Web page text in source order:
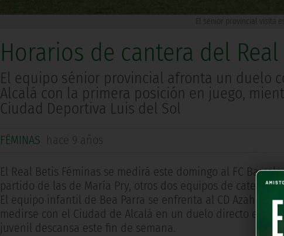
El sénior provincial visita
Horarios de cantera del
El equipo sénior provincial afronta un duelo
Alcalá con la primera posición en juego,
Ciudad Deportiva Luis del Sol
FÉMINAS hace 9 años
El Real Betis Féminas se medirá este domingo al FC
partido de las de María Pry, otros dos equipos de
El equipo infantil de Bea Parra se enfrenta al CD Azahar
medirse con el Ciudad de Alcalá en un duelo directo en el
juvenil descansa este fin de semana.